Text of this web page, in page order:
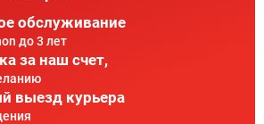
обслуживание
до 3 лет
за наш счет,
выезд курьера